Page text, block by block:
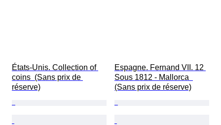
États-Unis. Collection of
coins  (Sans prix de
réserve)
Espagne. Fernand VII. 12
Sous 1812 - Mallorca
(Sans prix de réserve)